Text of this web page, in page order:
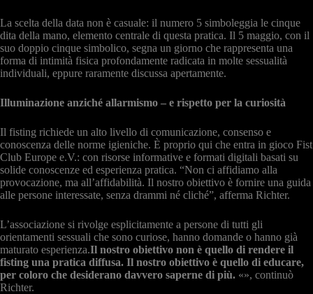
La scelta della data non è casuale: il numero 5 simboleggia le cinque
dita della mano, elemento centrale di questa pratica. Il 5 maggio, con il
suo doppio cinque simbolico, segna un giorno che rappresenta una
forma di intimità fisica profondamente radicata in molte sessualità
individuali, eppure raramente discussa apertamente.
Illuminazione anziché allarmismo – e rispetto per la curiosità
Il fisting richiede un alto livello di comunicazione, consenso e
conoscenza delle norme igieniche. È proprio qui che entra in gioco Fist
Club Europe e.V.: con risorse informative e formati digitali basati su
solide conoscenze ed esperienza pratica. “Non ci affidiamo alla
provocazione, ma all’affidabilità. Il nostro obiettivo è fornire una guida
alle persone interessate, senza drammi né cliché”, afferma Richter.
L’associazione si rivolge esplicitamente a persone di tutti gli
orientamenti sessuali che sono curiose, hanno domande o hanno già
maturato esperienza.Il nostro obiettivo non è quello di rendere il
fisting una pratica diffusa. Il nostro obiettivo è quello di educare,
per coloro che desiderano davvero saperne di più. «», continuò
Richter.